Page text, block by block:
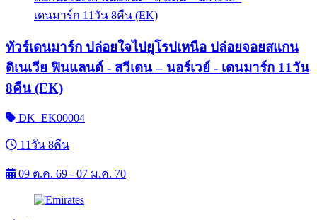
ทัวร์เดนมาร์ก ปล่อยใจไปยุโรปเหนือ ปล่อยจอยสแกน
ดิเนเวีย ฟินแลนด์ - สวีเดน – นอร์เวย์ - เดนมาร์ก 11วัน
8คืน (EK)
DK_EK00004
11วัน 8คืน
09 ต.ค. 69 - 07 ม.ค. 70